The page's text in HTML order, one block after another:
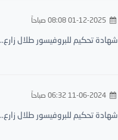
01-12-2025 08:08 صباحاً
شهادة تحكيم للبروفيسور طلال زارع..
11-06-2024 06:32 صباحاً
شهادة تحكيم للبروفيسور طلال زارع..